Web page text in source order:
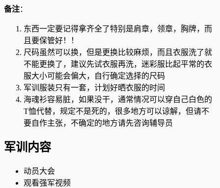
备注：
东西一定要记得拿齐全了特别是肩章，领章，胸牌，而
且要保管好！！
尺码虽然可以换，但是更换比较麻烦，而且衣服洗了就
不能更换了，建议先试衣服再洗，迷彩服比起平常的衣
服大小可能会偏大，自行确定选择的尺码
军训服装只有一套，计划好晒衣服的时间
海魂衫容易脏，如果没干，通常情况可以穿自己白色的
T恤代替，规定不是死的，很多地方可以谅解，但请不
要自作主张，不确定的地方请先咨询辅导员
军训内容
动员大会
观看强军视频